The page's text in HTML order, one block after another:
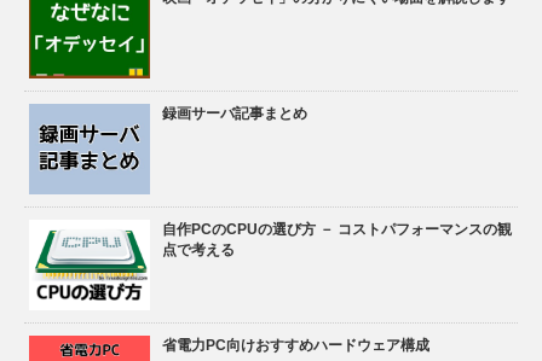
録画サーバ記事まとめ
自作PCのCPUの選び方 － コストパフォーマンスの観
点で考える
省電力PC向けおすすめハードウェア構成